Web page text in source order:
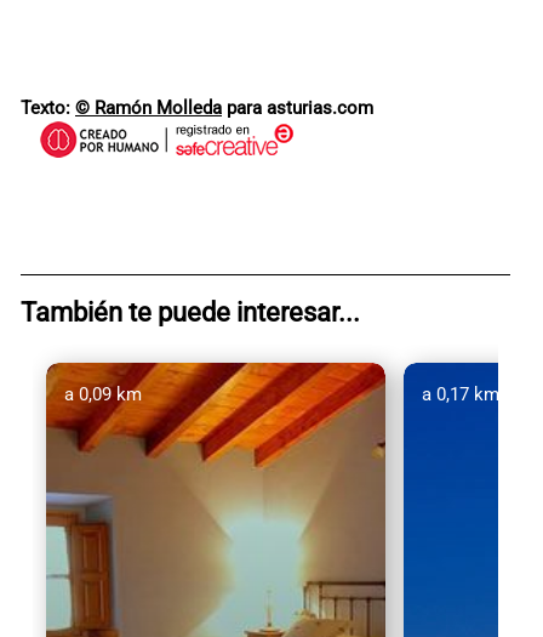
Texto: © Ramón Molleda para asturias.com
También te puede interesar...
a 0,09 km a 0,17 km